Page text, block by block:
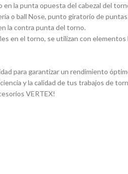
la punta opuesta del cabezal del
o ball Nose, punto giratorio de
la contra punta del torno.
en el torno, se utilizan con elementos
para garantizar un rendimiento
y la calidad de tus trabajos de
VERTEX!